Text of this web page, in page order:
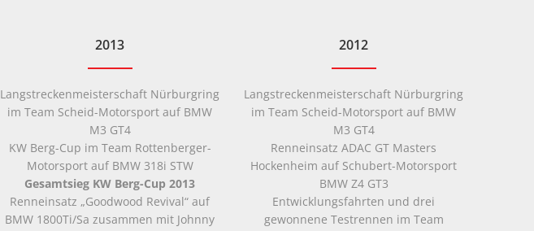
2013
Langstreckenmeisterschaft Nürburgring
im Team Scheid-Motorsport auf BMW
M3 GT4
KW Berg-Cup im Team Rottenberger-
Motorsport auf BMW 318i STW
Gesamtsieg KW Berg-Cup 2013
Renneinsatz „Goodwood Revival“ auf
BMW 1800Ti/Sa zusammen mit Johnny
2012
Langstreckenmeisterschaft Nürburgring
im Team Scheid-Motorsport auf BMW
M3 GT4
Renneinsatz ADAC GT Masters
Hockenheim auf Schubert-Motorsport
BMW Z4 GT3
Entwicklungsfahrten und drei
gewonnene Testrennen im Team